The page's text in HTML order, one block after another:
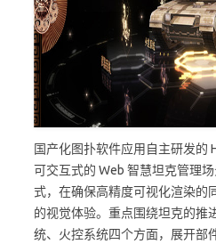
国产化图扑软件应用自主研发的
可交互式的 Web 智慧坦克管理
式，在确保高精度可视化渲染的
的视觉体验。重点围绕坦克的推
统、火控系统四个方面，展开部